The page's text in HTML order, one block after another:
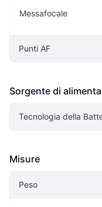
Messafocale
Punti AF
Sorgente di
Tecnologia della
Misure
Peso